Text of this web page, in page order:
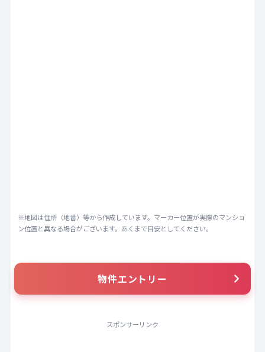
※地図は住所（地番）等から作成しています。マーカー位置が実際のマンショ
ン位置と異なる場合がございます。あくまで目安としてください。
物件エントリー
スポンサーリンク